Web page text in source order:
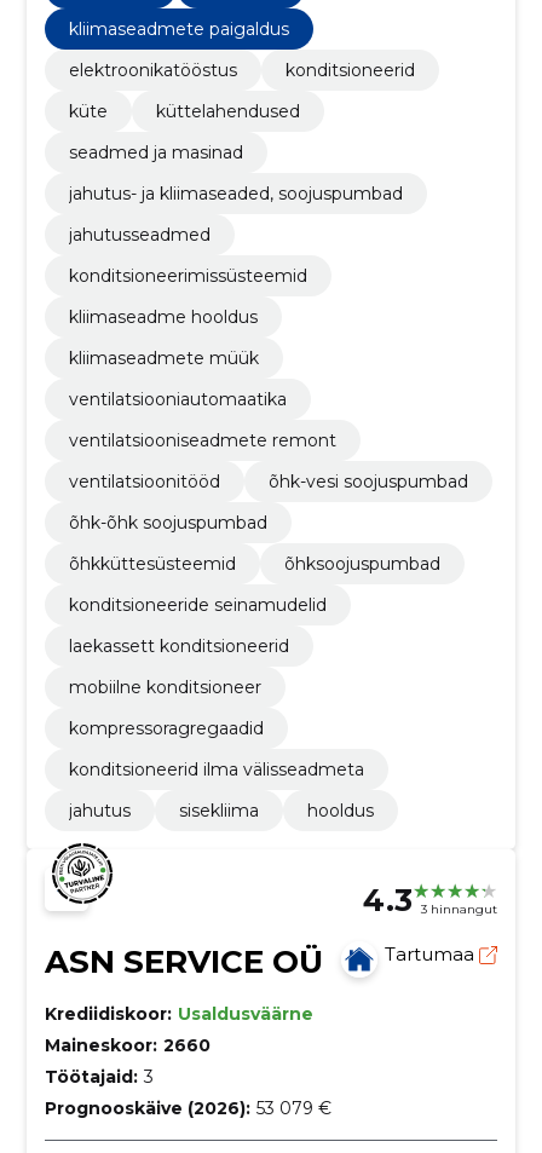
kliimaseadmete paigaldus
elektroonikatööstus
konditsioneerid
küte
küttelahendused
seadmed ja masinad
jahutus- ja kliimaseaded, soojuspumbad
jahutusseadmed
konditsioneerimissüsteemid
kliimaseadme hooldus
kliimaseadmete müük
ventilatsiooniautomaatika
ventilatsiooniseadmete remont
ventilatsioonitööd
õhk-vesi soojuspumbad
õhk-õhk soojuspumbad
õhkküttesüsteemid
õhksoojuspumbad
konditsioneeride seinamudelid
laekassett konditsioneerid
mobiilne konditsioneer
kompressoragregaadid
konditsioneerid ilma välisseadmeta
jahutus
sisekliima hooldus
4.3 3 hinnangut
ASN SERVICE OÜ Tartumaa
Krediidiskoor: Usaldusväärne
Maineskoor: 2660
Töötajaid: 3
Prognooskäive (2026): 53 079 €